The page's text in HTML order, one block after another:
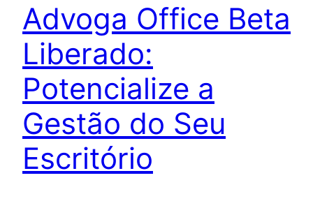
Advoga Office Beta
Liberado:
Potencialize a
Gestão do Seu
Escritório